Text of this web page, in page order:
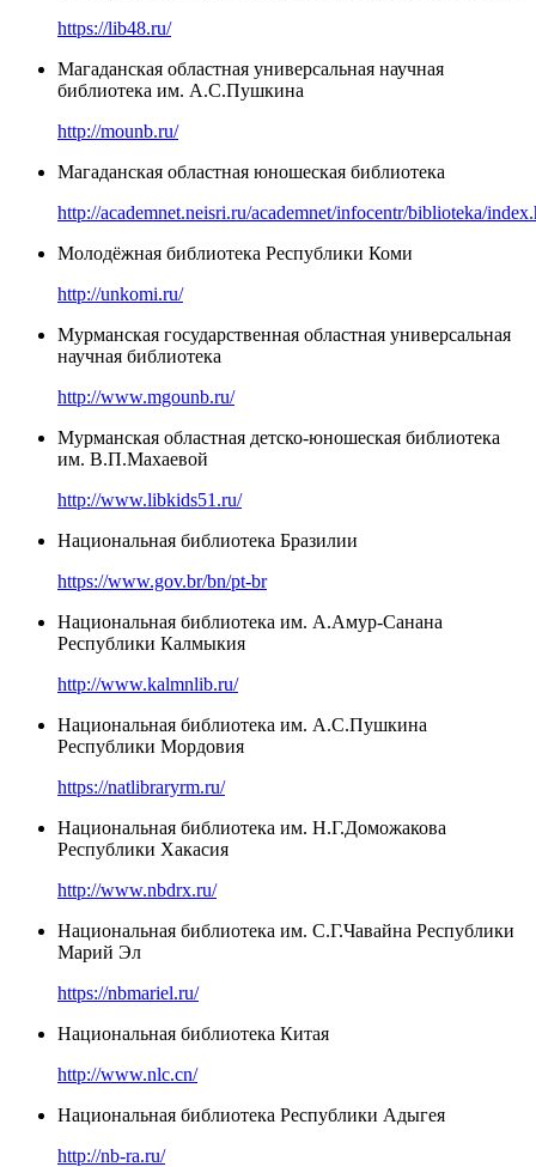
https://lib48.ru/
Магаданская областная универсальная научная
библиотека им. А.С.Пушкина
http://mounb.ru/
Магаданская областная юношеская библиотека
http://academnet.neisri.ru/academnet/infocentr/biblioteka/
Молодёжная библиотека Республики Коми
http://unkomi.ru/
Мурманская государственная областная универсальная
научная библиотека
http://www.mgounb.ru/
Мурманская областная детско-юношеская библиотека
им. В.П.Махаевой
http://www.libkids51.ru/
Национальная библиотека Бразилии
https://www.gov.br/bn/pt-br
Национальная библиотека им. А.Амур-Санана
Республики Калмыкия
http://www.kalmnlib.ru/
Национальная библиотека им. А.С.Пушкина
Республики Мордовия
https://natlibraryrm.ru/
Национальная библиотека им. Н.Г.Доможакова
Республики Хакасия
http://www.nbdrx.ru/
Национальная библиотека им. С.Г.Чавайна Республики
Марий Эл
https://nbmariel.ru/
Национальная библиотека Китая
http://www.nlc.cn/
Национальная библиотека Республики Адыгея
http://nb-ra.ru/